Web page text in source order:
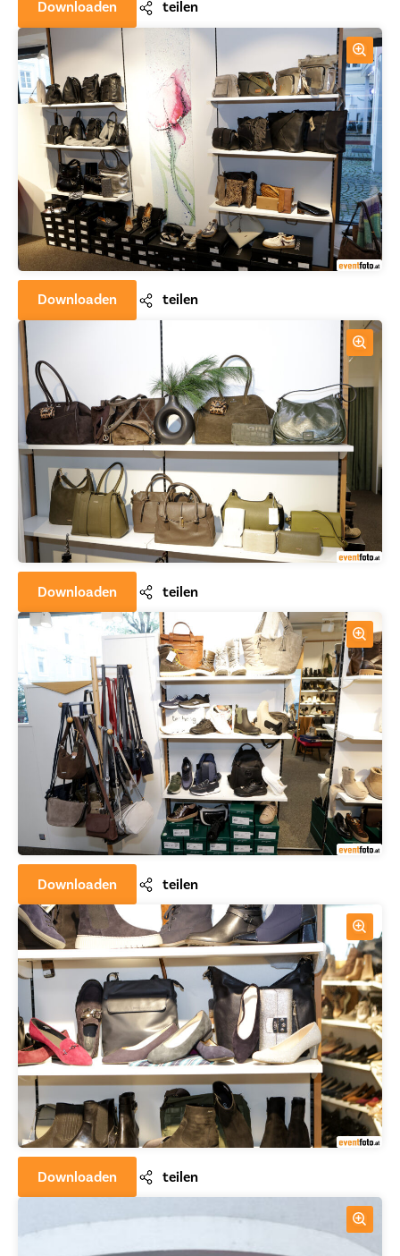
Downloaden teilen
Downloaden teilen
Downloaden teilen
Downloaden teilen
Downloaden teilen